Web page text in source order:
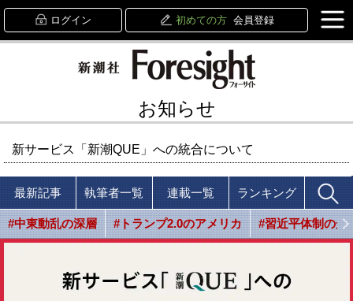
ログイン 初めての方 会員登録
お知らせ
新サービス「新潮QUE」への統合について
最新記事 執筆者一覧 連載一覧 ランキング
#中東動乱の深層 #トランプ2.0のアメリカ #習近平体制の光